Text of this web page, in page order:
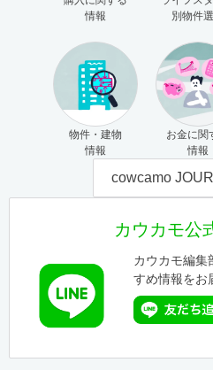
情報
別物件
物件・建物
情報
お金に関
情報
cowcamo
カウカモ公
カウカモ編集
すめ情報をお